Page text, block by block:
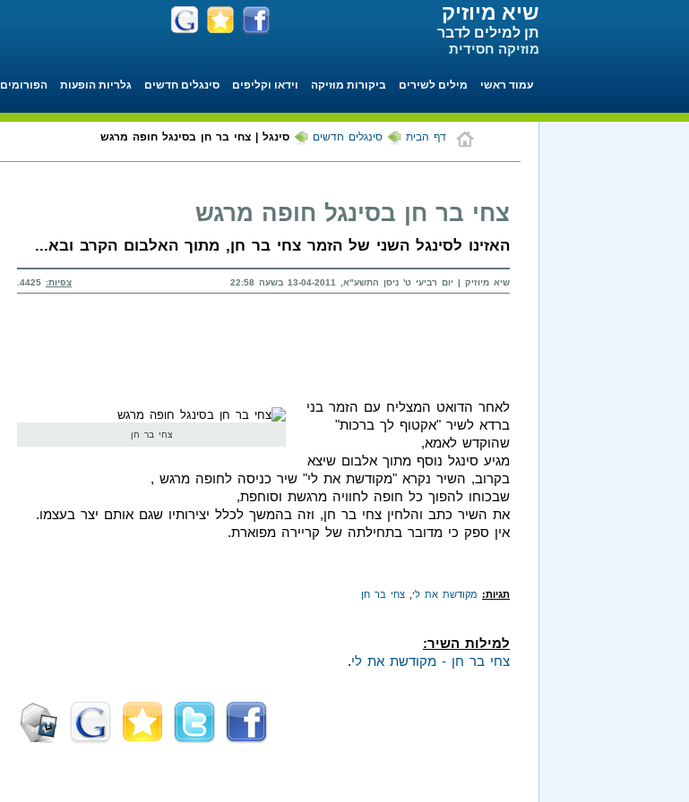
שיא מיוזיק
תן למילים לדבר
מוזיקה חסידית
עמוד ראשי מילים לשירים ביקורות מוזיקה וידאו וקליפים סינגלים חדשים גלריות הופעות הפורומים
דף הבית סינגלים חדשים סינגל | צחי בר חן בסינגל חופה מרגש
צחי בר חן בסינגל חופה מרגש
האזינו לסינגל השני של הזמר צחי בר חן, מתוך האלבום הקרב ובא...
שיא מיוזיק | יום רביעי ט' ניסן התשע"א, 13-04-2011 בשעה 22:58 צפיות:
צחי בר חן
לאחר הדואט המצליח עם הזמר בני
ברדא לשיר "אקטוף לך ברכות"
שהוקדש לאמא,
מגיע סינגל נוסף מתוך אלבום שיצא
בקרוב, השיר נקרא "מקודשת את לי" שיר כניסה לחופה מרגש ,
שבכוחו להפוך כל חופה לחוויה מרגשת וסוחפת,
את השיר כתב והלחין צחי בר חן, וזה בהמשך לכלל יצירותיו שגם אותם יצר בעצמו.
אין ספק כי מדובר בתחילתה של קריירה מפוארת.
תגיות: מקודשת את לי צחי בר חן
למילות השיר:
צחי בר חן - מקודשת את לי.